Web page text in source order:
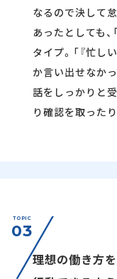
なるので決して
あったとしても
タイプ。「『忙
か言い出せなか
話をしっかりと
り確認を取った
TOPIC
03
理想の働き方